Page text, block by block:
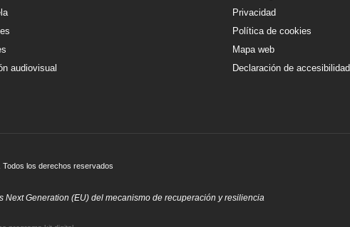
audiovisual
Privacidad
Política de cookies
Mapa web
Declaración de accesibilidad
Todos los derechos reservados
Generation (EU) del mecanismo de recuperación y resiliencia